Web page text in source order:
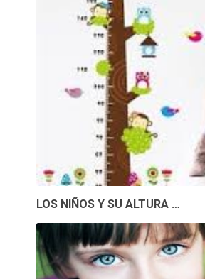
LOS NIÑOS Y SU ALTURA …